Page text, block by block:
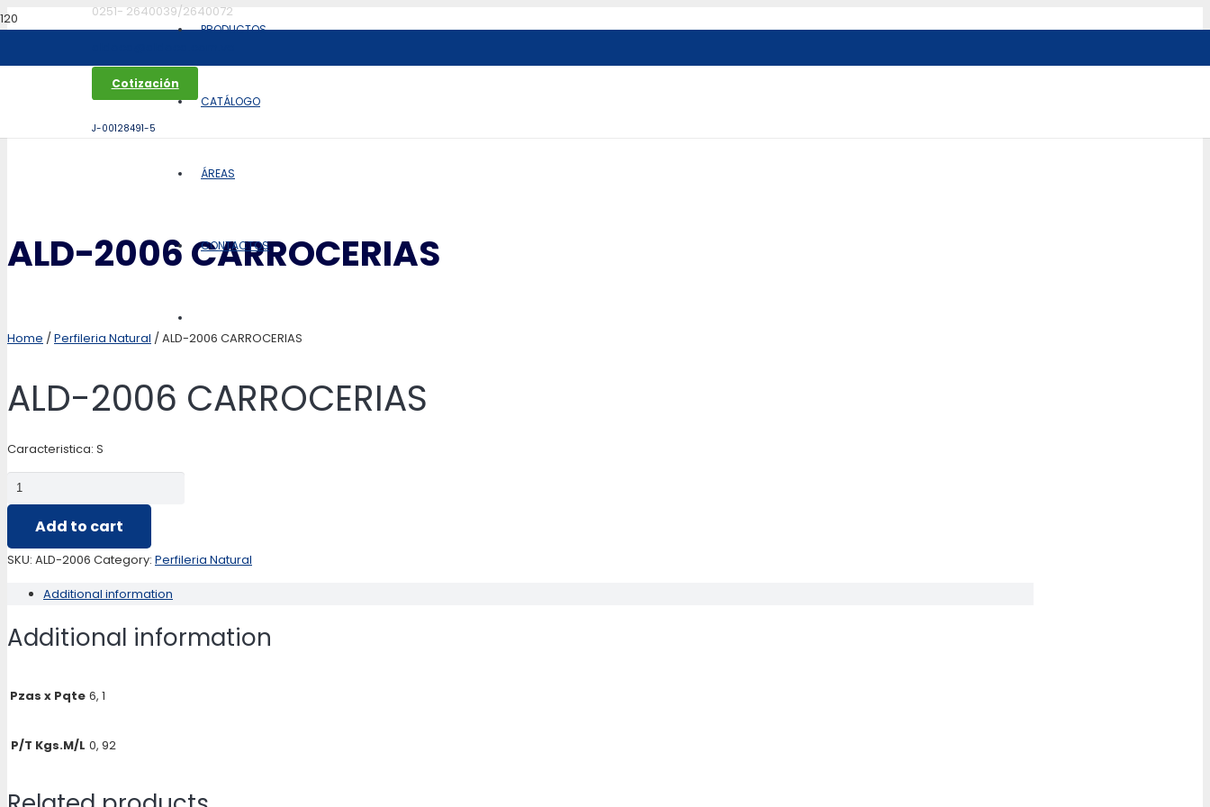
0251- 2640039/2640072
Cotización
J-00128491-5
PRODUCTOS
CATÁLOGO
ÁREAS
CONTACTOS
ALD-2006 CARROCERIAS
Home /Perfileria Natural / ALD-2006 CARROCERIAS
ALD-2006 CARROCERIAS
Caracteristica: S
ALD-
2006
CARROCERIAS
quantity
Add to cart
SKU: ALD-2006 Category: Perfileria Natural
Additional information
Additional information
Pzas x Pqte 6, 1
P/T Kgs.M/L 0, 92